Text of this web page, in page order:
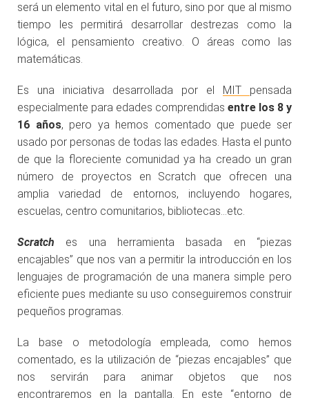
será un elemento vital en el futuro, sino por que al mismo
tiempo les permitirá desarrollar destrezas como la
lógica, el pensamiento creativo. O áreas como las
matemáticas.
Es una iniciativa desarrollada por el MIT pensada
especialmente para edades comprendidas entre los 8 y
16 años, pero ya hemos comentado que puede ser
usado por personas de todas las edades. Hasta el punto
de que la floreciente comunidad ya ha creado un gran
número de proyectos en Scratch que ofrecen una
amplia variedad de entornos, incluyendo hogares,
escuelas, centro comunitarios, bibliotecas…etc.
Scratch es una herramienta basada en “piezas
encajables” que nos van a permitir la introducción en los
lenguajes de programación de una manera simple pero
eficiente pues mediante su uso conseguiremos construir
pequeños programas.
La base o metodología empleada, como hemos
comentado, es la utilización de “piezas encajables” que
nos servirán para animar objetos que nos
encontraremos en la pantalla. En este “entorno de